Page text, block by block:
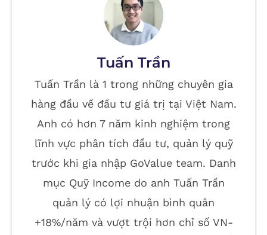
Tuấn Trần
Tuấn Trần là 1 trong những chuyên gia
hàng đầu về đầu tư giá trị tại Việt Nam.
Anh có hơn 7 năm kinh nghiệm trong
lĩnh vực phân tích đầu tư, quản lý quỹ
trước khi gia nhập GoValue team. Danh
mục Quỹ Income do anh Tuấn Trần
quản lý có lợi nhuận bình quân
+18%/năm và vượt trội hơn chỉ số VN-